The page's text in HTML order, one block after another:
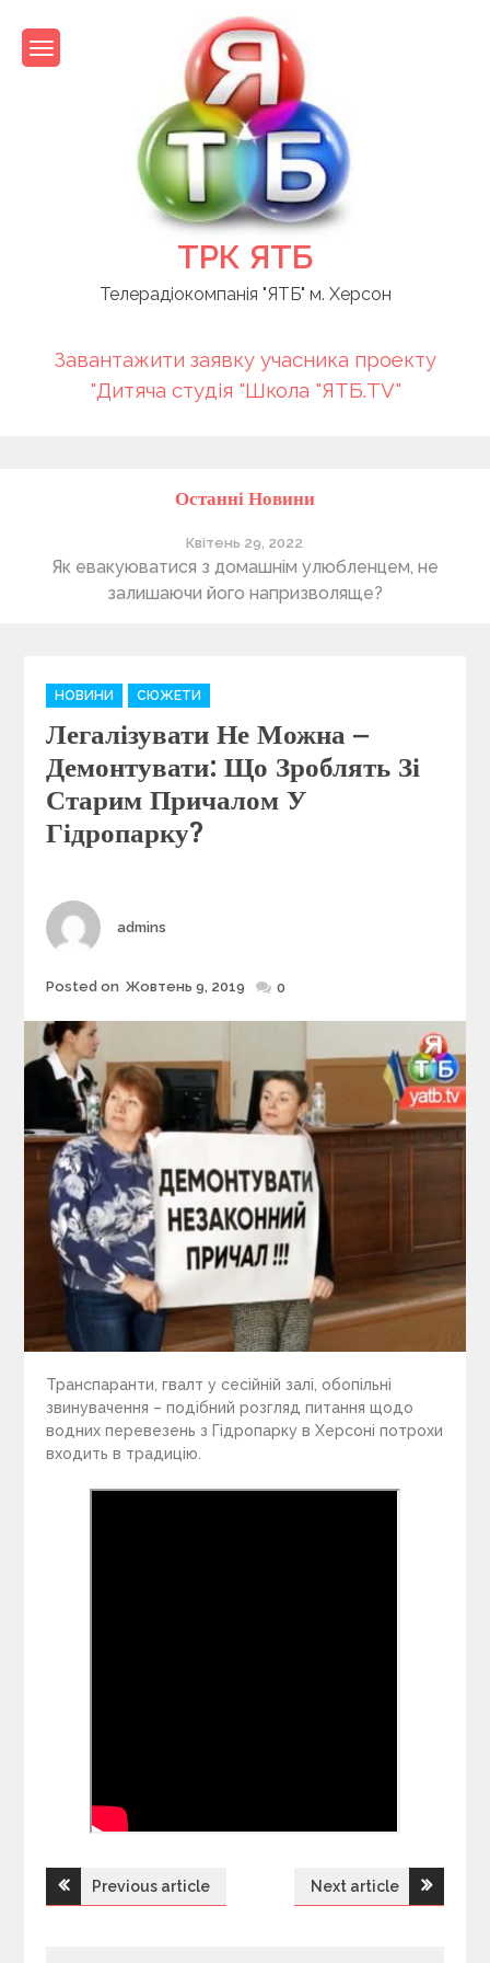
content
ТРК ЯТБ
Телерадіокомпанія "ЯТБ" м. Херсон
Завантажити заявку учасника проекту
"Дитяча студія "Школа "ЯТБ.TV"
Останні Новини
Квітень 29, 2022
Як евакуюватися з домашнім улюбленцем, не
залишаючи його напризволяще?
C
a
t
e
g
o
r
НОВИНИ СЮЖЕТИ
Легалізувати Не Можна –
Демонтувати: Що Зроблять Зі
Старим Причалом У
Гідропарку?
Author
admins
Posted
Posted on Жовтень 9, 2019 0
Транспаранти, гвалт у сесійній залі, обопільні
звинувачення – подібний розгляд питання щодо
водних перевезень з Гідропарку в Херсоні потрохи
входить в традицію.
Н
Previous article Next article